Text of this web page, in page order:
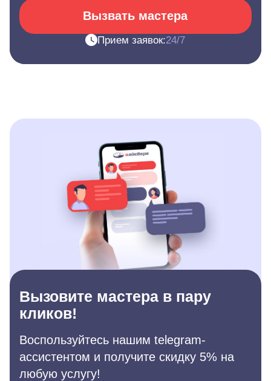
Вызвать мастера
Прием заявок:24/7
Вызовите мастера в пару
кликов!
Воспользуйтесь нашим telegram-
ассистентом и получите скидку 5% на
любую услугу!